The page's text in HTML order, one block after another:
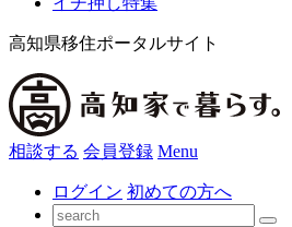
高知県移住ポータルサイト
相談する 会員登録 Menu
ログイン 初めての方へ